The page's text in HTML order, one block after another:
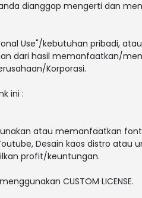
dianggap mengerti dan
Use"/kebutuhan pribadi,
dari hasil memanfaatkan/
Korporasi.
ini :
atau memanfaatkan
Desain kaos distro atau
profit/keuntungan.
CUSTOM LICENSE.